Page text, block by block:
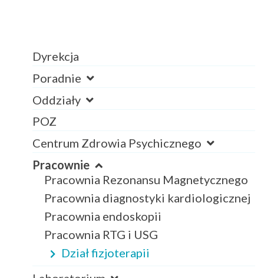
Dyrekcja
Poradnie
Oddziały
POZ
Centrum Zdrowia Psychicznego
Pracownie
Pracownia Rezonansu Magnetycznego
Pracownia diagnostyki kardiologicznej
Pracownia endoskopii
Pracownia RTG i USG
Dział fizjoterapii